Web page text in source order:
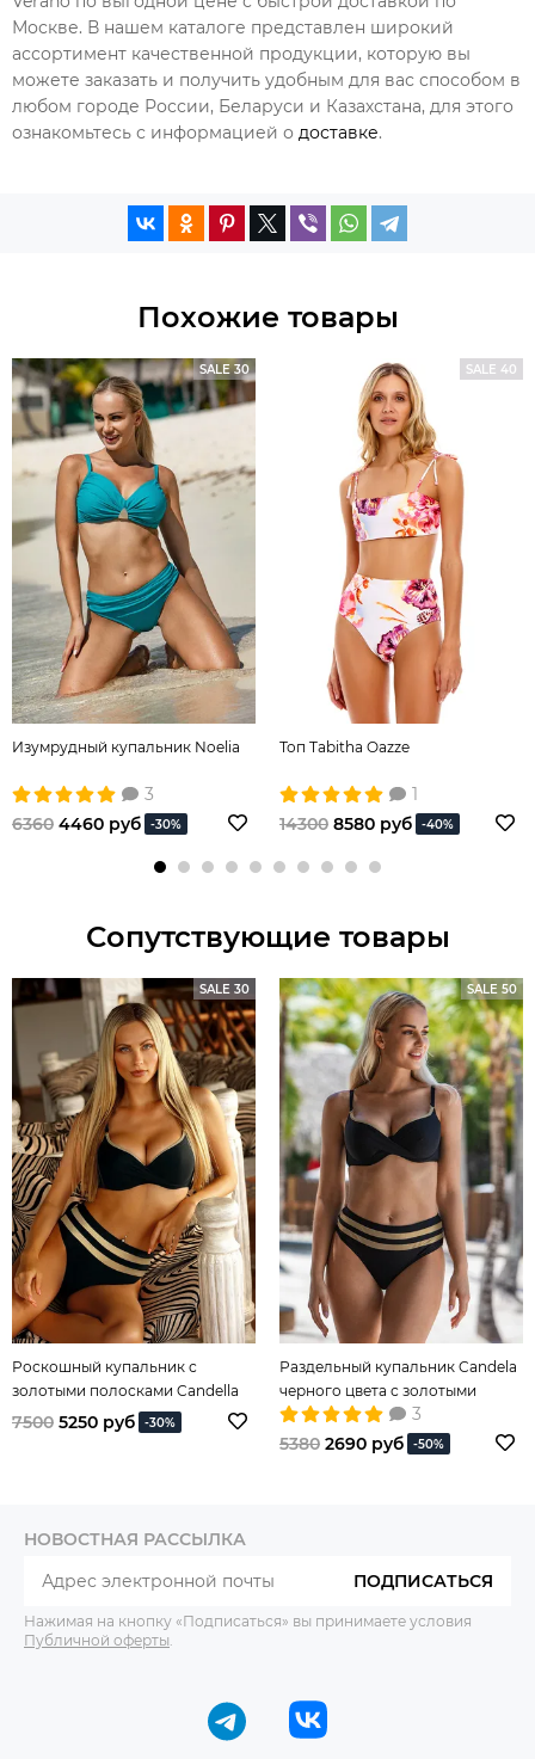
Москве. В нашем каталоге представлен широкий
ассортимент качественной продукции, которую вы
можете заказать и получить удобным для вас способом в
любом городе России, Беларуси и Казахстана, для этого
ознакомьтесь с информацией о доставке.
Похожие товары
SALE 30
Изумрудный купальник Noelia
3
6360 4460 руб -30%
SALE 40
Топ Tabitha Oazze
1
14300 8580 руб -40%
Сопутствующие товары
SALE 30
Роскошный купальник с
золотыми полосками Candella
7500 5250 руб -30%
SALE 50
Раздельный купальник Candela
черного цвета с золотыми
полосками
3
5380 2690 руб -50%
НОВОСТНАЯ РАССЫЛКА
ПОДПИСАТЬСЯ
Нажимая на кнопку «Подписаться» вы принимаете условия
Публичной оферты